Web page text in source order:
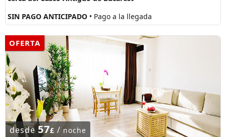
SIN PAGO ANTICIPADO • Pago a la llegada
OFERTA
desde 57£/noche